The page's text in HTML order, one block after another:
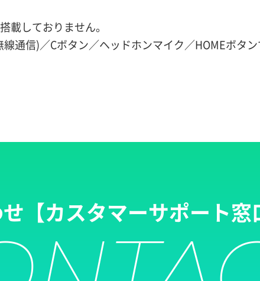
載しておりません。
線通信)／Cボタン／ヘッドホンマイク／HOMEボタ
【カスタマーサポート窓